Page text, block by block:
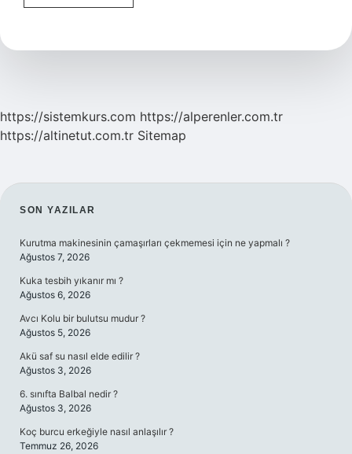
Meşhur
https://sistemkurs.com https://alperenler.com.tr
https://altinetut.com.tr Sitemap
SIDEBAR
SON YAZILAR
Kurutma makinesinin çamaşırları çekmemesi için ne yapmalı ?
Ağustos 7, 2026
Kuka tesbih yıkanır mı ?
Ağustos 6, 2026
Avcı Kolu bir bulutsu mudur ?
Ağustos 5, 2026
Akü saf su nasıl elde edilir ?
Ağustos 3, 2026
6. sınıfta Balbal nedir ?
Ağustos 3, 2026
Koç burcu erkeğiyle nasıl anlaşılır ?
Temmuz 26, 2026